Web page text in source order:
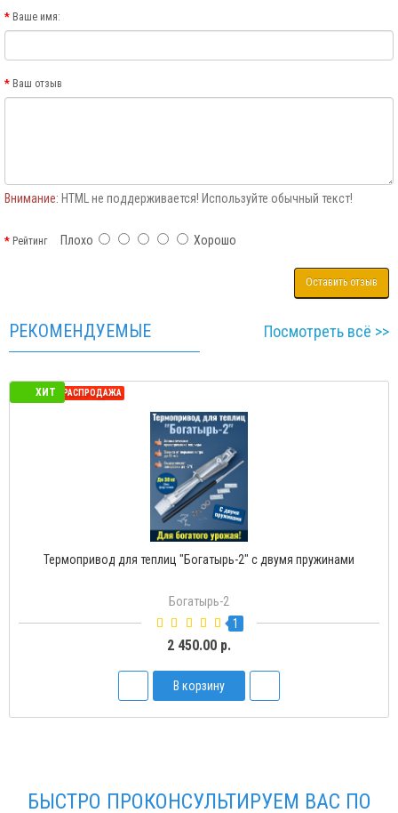
Ваше имя:
Ваш отзыв
Внимание: HTML не поддерживается! Используйте обычный текст!
РейтингПлохо Хорошо
Оставить отзыв
РЕКОМЕНДУЕМЫЕ Посмотреть всё >>
ХИТ
СЕЗОННАЯ РАСПРОДАЖА
Термопривод для теплиц "Богатырь-2" с двумя пружинами
Богатырь-2
1
2 450.00 р.
В корзину
БЫСТРО ПРОКОНСУЛЬТИРУЕМ ВАС ПО